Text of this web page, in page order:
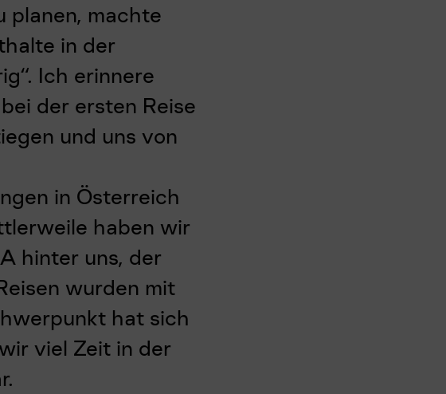
planen, machte
in der
Ich erinnere
der ersten Reise
und uns von
in Österreich
haben wir
hinter uns, der
wurden mit
hat sich
viel Zeit in der